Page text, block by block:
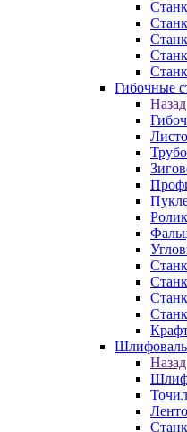
Гибочные
Назад
Назад